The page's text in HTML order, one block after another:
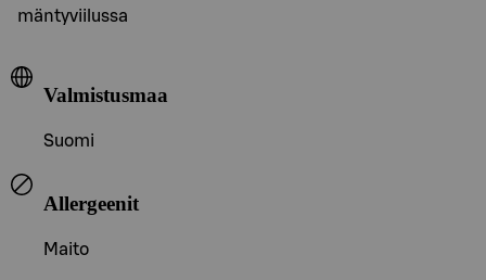
mäntyviilussa
Valmistusmaa
Suomi
Allergeenit
Maito